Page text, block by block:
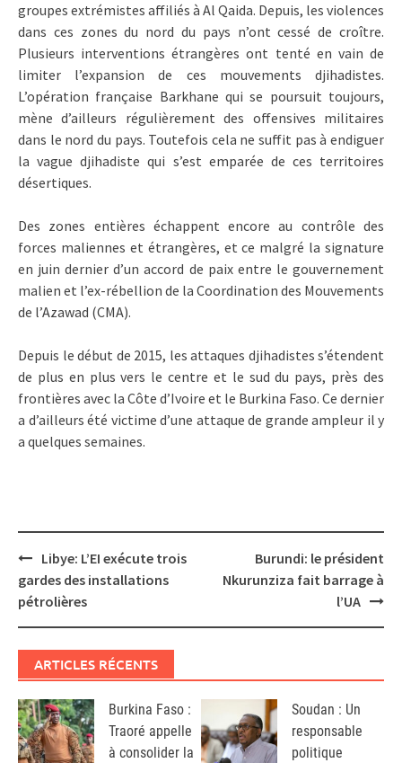
groupes extrémistes affiliés à Al Qaida. Depuis, les violences
dans ces zones du nord du pays n’ont cessé de croître.
Plusieurs interventions étrangères ont tenté en vain de
limiter l’expansion de ces mouvements djihadistes.
L’opération française Barkhane qui se poursuit toujours,
mène d’ailleurs régulièrement des offensives militaires
dans le nord du pays. Toutefois cela ne suffit pas à endiguer
la vague djihadiste qui s’est emparée de ces territoires
désertiques.
Des zones entières échappent encore au contrôle des
forces maliennes et étrangères, et ce malgré la signature
en juin dernier d’un accord de paix entre le gouvernement
malien et l’ex-rébellion de la Coordination des Mouvements
de l’Azawad (CMA).
Depuis le début de 2015, les attaques djihadistes s’étendent
de plus en plus vers le centre et le sud du pays, près des
frontières avec la Côte d’Ivoire et le Burkina Faso. Ce dernier
a d’ailleurs été victime d’une attaque de grande ampleur il y
a quelques semaines.
Post
navigation
Libye: L’EI exécute trois
gardes des installations
pétrolières
Burundi: le président
Nkurunziza fait barrage à
l’UA
ARTICLES RÉCENTS
Burkina Faso :
Traoré appelle
à consolider la
Soudan : Un
responsable
politique